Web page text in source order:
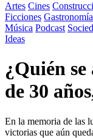
Artes Cines
Ficciones Gastronomía
Música Podcast
Ideas
¿Quién
de 30
En la memoria de las
victorias que aún